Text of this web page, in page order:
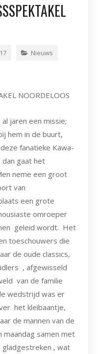
Nieuws
NOORDELOOS
jaren een missie;
hem in de buurt,
fanatieke Kawa-
gaat het
neme een groot
van
een grote
omroeper
geleid wordt. Het
toeschouwers die
de oude classics,
, afgewisseld
van de familie
wedstrijd was er
het kleibaantje,
de mannen van de
maandag samen met
gladgestreken , wat